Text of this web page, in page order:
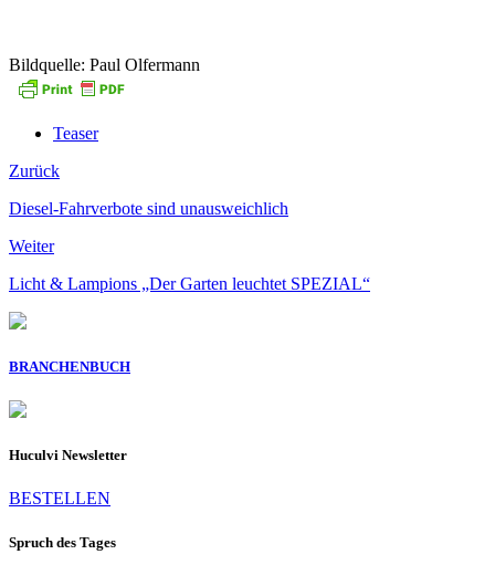
Bildquelle: Paul Olfermann
Teaser
Zurück
Diesel-Fahrverbote sind unausweichlich
Weiter
Licht & Lampions „Der Garten leuchtet SPEZIAL“
BRANCHENBUCH
Huculvi Newsletter
BESTELLEN
Spruch des Tages